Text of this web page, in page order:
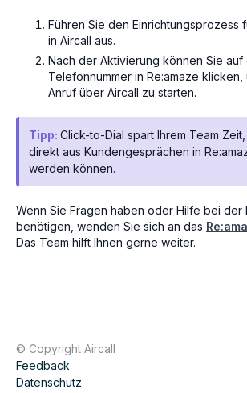
Führen Sie den Einrichtungsprozess
in Aircall aus.
Nach der Aktivierung können Sie
Telefonnummer in Re:amaze
Anruf über Aircall zu starten.
Tipp: Click-to-Dial spart Ihrem Team
direkt aus Kundengesprächen in
werden können.
Wenn Sie Fragen haben oder Hilfe bei der
benötigen, wenden Sie sich an das
Das Team hilft Ihnen gerne weiter.
© Copyright Aircall
Feedback
Datenschutz